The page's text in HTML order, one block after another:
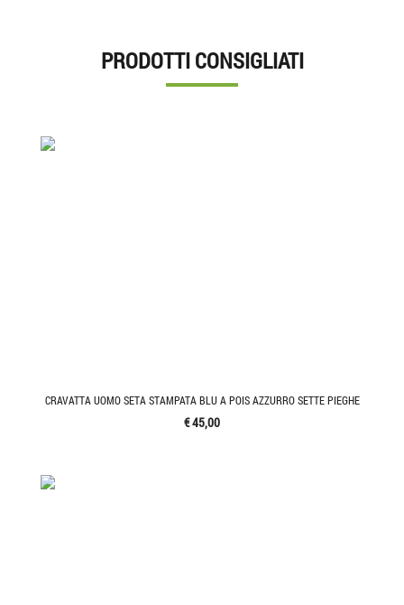
PRODOTTI CONSIGLIATI
CRAVATTA UOMO SETA STAMPATA BLU A POIS AZZURRO SETTE PIEGHE
€ 45,00